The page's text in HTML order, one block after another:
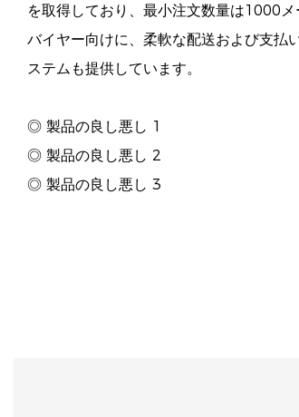
を取得しており、最小注文数量は1000
バイヤー向けに、柔軟な配送および支払
ステムも提供しています。
◎ 製品の良し悪し 1
◎ 製品の良し悪し 2
◎ 製品の良し悪し 3